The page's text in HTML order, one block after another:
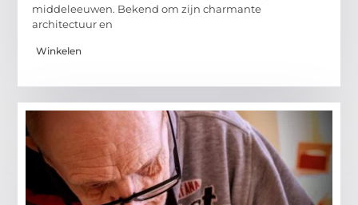
middeleeuwen. Bekend om zijn charmante
architectuur en
Winkelen